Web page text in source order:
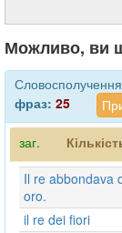
Можливо, ви
фраз: 25
заг.
Il re abbondava
oro.
il re dei fiori